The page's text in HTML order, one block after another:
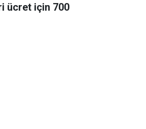
ücret için 700